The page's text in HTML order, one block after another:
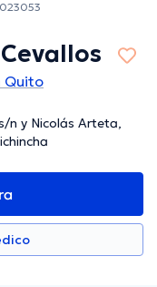
Quito
n y Nicolás Arteta,